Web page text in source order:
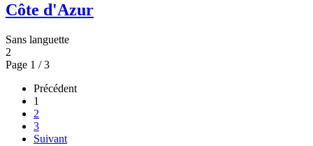
Côte d'Azur
Sans languette
2
Page 1 / 3
Précédent
1
2
3
Suivant